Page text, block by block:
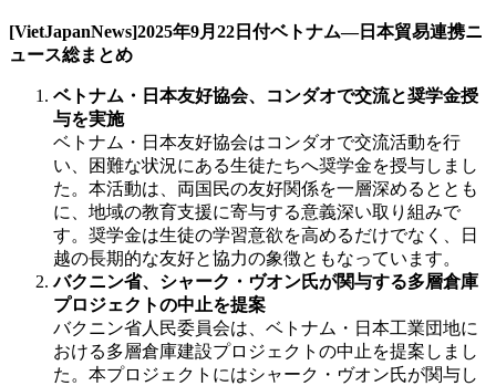
[VietJapanNews]2025年9月22日付ベトナム―日本貿易連携ニ
ュース総まとめ
ベトナム・日本友好協会、コンダオで交流と奨学金授
与を実施
ベトナム・日本友好協会はコンダオで交流活動を行
い、困難な状況にある生徒たちへ奨学金を授与しまし
た。本活動は、両国民の友好関係を一層深めるととも
に、地域の教育支援に寄与する意義深い取り組みで
す。奨学金は生徒の学習意欲を高めるだけでなく、日
越の長期的な友好と協力の象徴ともなっています。
バクニン省、シャーク・ヴオン氏が関与する多層倉庫
プロジェクトの中止を提案
バクニン省人民委員会は、ベトナム・日本工業団地に
おける多層倉庫建設プロジェクトの中止を提案しまし
た。本プロジェクトにはシャーク・ヴオン氏が関与し